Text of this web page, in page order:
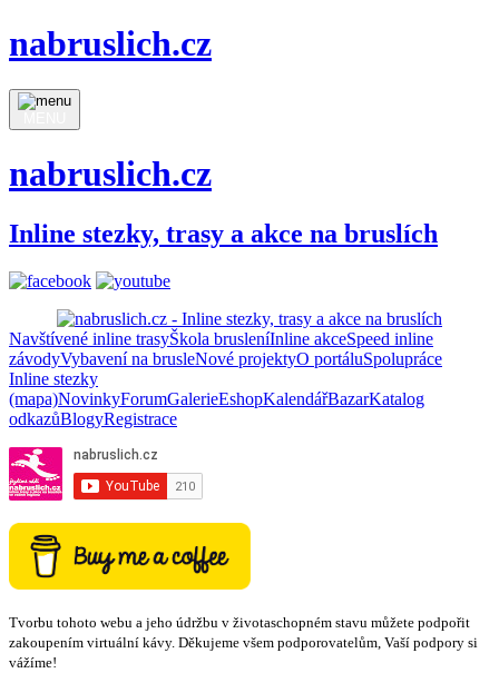
nabruslich.cz
nabruslich.cz
Inline stezky, trasy a akce na bruslích
Navštívené inline trasyŠkola brusleníInline akceSpeed inline
závodyVybavení na brusleNové projektyO portáluSpolupráce
Inline stezky
(mapa)NovinkyForumGalerieEshopKalendářBazarKatalog
odkazůBlogyRegistrace
Tvorbu tohoto webu a jeho údržbu v životaschopném stavu můžete podpořit
zakoupením virtuální kávy. Děkujeme všem podporovatelům, Vaší podpory si
vážíme!